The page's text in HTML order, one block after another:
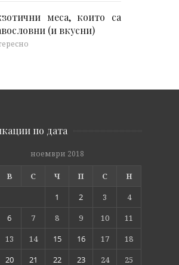
меса, които са
(и вкусни)
по дата
ноември 2018
В С Ч П С Н
1 2 3
4
6 7 8 9 10
11
13 14 15 16 17
18
20 21 22 23 24
25